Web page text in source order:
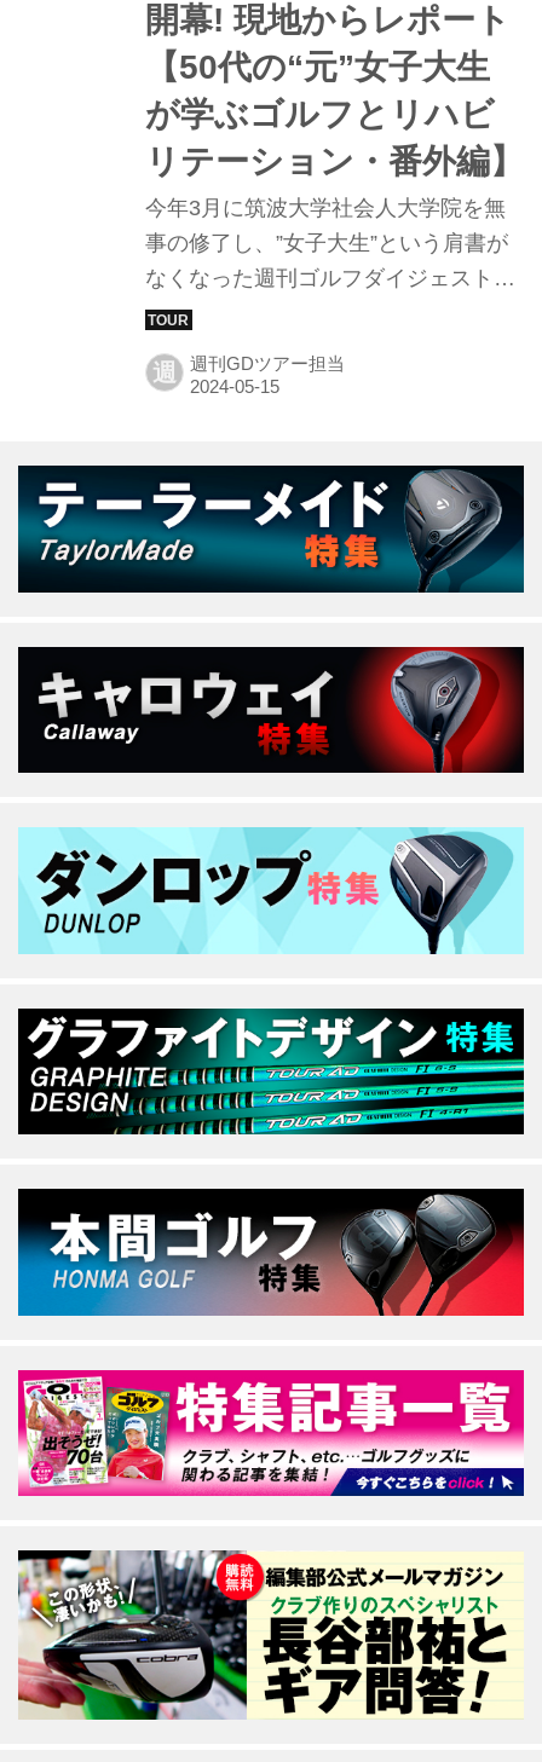
開幕! 現地からレポート
【50代の“元”女子大生
が学ぶゴルフとリハビ
リテーション・番外編】
今年3月に筑波大学社会人大学院を無
事の修了し、”女子大生”という肩書が
なくなった週刊ゴルフダイジェスト編
集部Y。「ゴルフとリハビリテーショ
ン」を勉強した大学院時代の2年間で
築いたネットワークで、今週は障害者
お届けする。
週 週刊GDツアー担当